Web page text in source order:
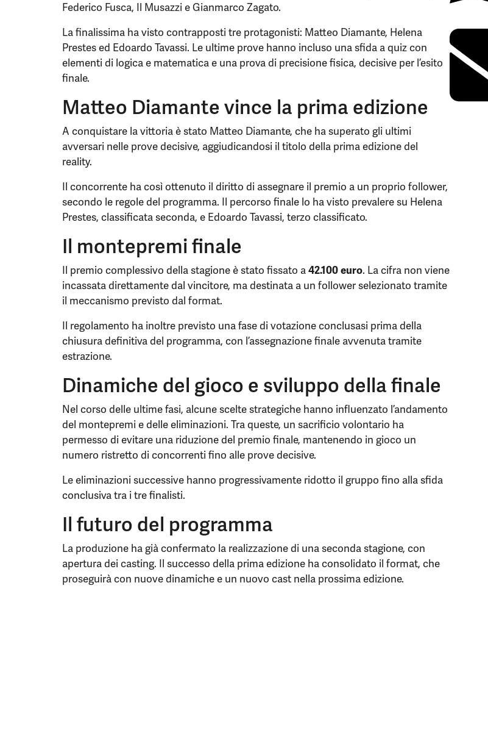
Federico Fusca, Il Musazzi e Gianmarco Zagato.
La finalissima ha visto contrapposti tre protagonisti: Matteo Diamante, Helena
Prestes ed Edoardo Tavassi. Le ultime prove hanno incluso una sfida a quiz con
elementi di logica e matematica e una prova di precisione fisica, decisive per l’esito
finale.
Matteo Diamante vince la prima edizione
A conquistare la vittoria è stato Matteo Diamante, che ha superato gli ultimi
avversari nelle prove decisive, aggiudicandosi il titolo della prima edizione del
reality.
Il concorrente ha così ottenuto il diritto di assegnare il premio a un proprio follower,
secondo le regole del programma. Il percorso finale lo ha visto prevalere su Helena
Prestes, classificata seconda, e Edoardo Tavassi, terzo classificato.
Il montepremi finale
Il premio complessivo della stagione è stato fissato a42.100 euro. La cifra non viene
incassata direttamente dal vincitore, ma destinata a un follower selezionato tramite
il meccanismo previsto dal format.
Il regolamento ha inoltre previsto una fase di votazione conclusasi prima della
chiusura definitiva del programma, con l’assegnazione finale avvenuta tramite
estrazione.
Dinamiche del gioco e sviluppo della finale
Nel corso delle ultime fasi, alcune scelte strategiche hanno influenzato l’andamento
del montepremi e delle eliminazioni. Tra queste, un sacrificio volontario ha
permesso di evitare una riduzione del premio finale, mantenendo in gioco un
numero ristretto di concorrenti fino alle prove decisive.
Le eliminazioni successive hanno progressivamente ridotto il gruppo fino alla sfida
conclusiva tra i tre finalisti.
Il futuro del programma
La produzione ha già confermato la realizzazione di una seconda stagione, con
apertura dei casting. Il successo della prima edizione ha consolidato il format, che
proseguirà con nuove dinamiche e un nuovo cast nella prossima edizione.